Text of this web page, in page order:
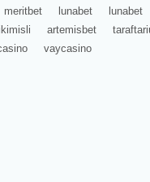
meritbet lunabet
lunabet
ikimisli artemisbet
vaycasino